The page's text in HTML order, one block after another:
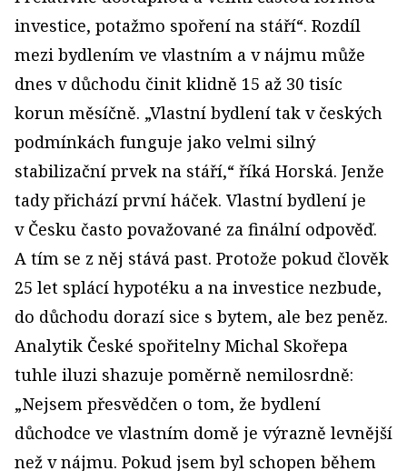
investice, potažmo spoření na stáří“. Rozdíl
mezi bydlením ve vlastním a v nájmu může
dnes v důchodu činit klidně 15 až 30 tisíc
korun měsíčně. „Vlastní bydlení tak v českých
podmínkách funguje jako velmi silný
stabilizační prvek na stáří,“ říká Horská. Jenže
tady přichází první háček. Vlastní bydlení je
v Česku často považované za finální odpověď.
A tím se z něj stává past. Protože pokud člověk
25 let splácí hypotéku a na investice nezbude,
do důchodu dorazí sice s bytem, ale bez peněz.
Analytik České spořitelny Michal Skořepa
tuhle iluzi shazuje poměrně nemilosrdně:
„Nejsem přesvědčen o tom, že bydlení
důchodce ve vlastním domě je výrazně levnější
než v nájmu. Pokud jsem byl schopen během